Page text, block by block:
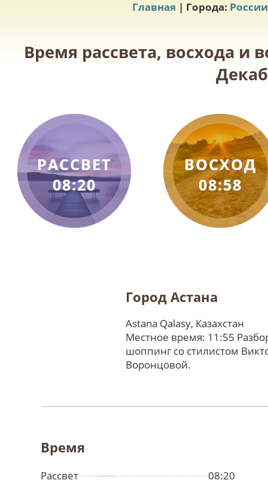
Главная | Города: России
Время рассвета, восхода и
РАССВЕТ
08:20
ВОСХОД
08:58
Город Астана
Astana Qalasy, Казахстан
Местное время: 11:55
шоппинг со стилистом
Воронцовой.
Время
Рассвет
08:20